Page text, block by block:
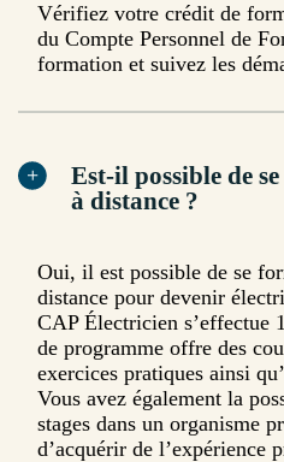
Vérifiez votre crédit de
du Compte Personnel de
formation et suivez les
Est-il possible de
à distance ?
Oui, il est possible de se
distance pour devenir
CAP Électricien s’effectue
de programme offre des
exercices pratiques ainsi
Vous avez également la
stages dans un organisme
d’acquérir de l’expérience